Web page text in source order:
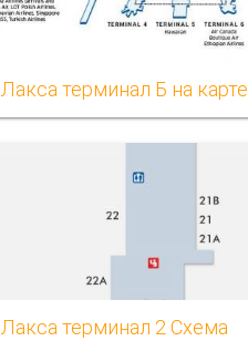
Лакса терминал Б на карте
Лакса терминал 2 Схема